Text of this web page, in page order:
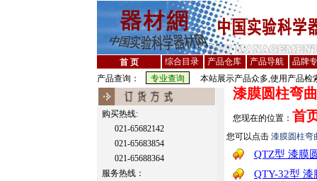
首 页 综合目录 产品仓库 产品导航
品牌
产品查询：
本站展示产品众多,使用产品检
购买热线:
021-65682142
021-65683854
021-65688364
服务热线：
漆膜圆柱弯
您现在的位置： 首
您可以点击 漆膜圆柱弯
QTZ型 漆膜
QTY-32型